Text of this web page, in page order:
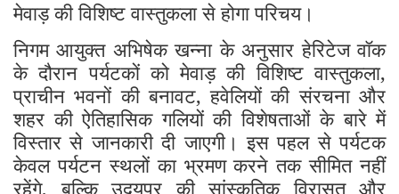
मेवाड़ की विशिष्ट वास्तुकला से होगा परिचय।
निगम आयुक्त अभिषेक खन्ना के अनुसार हेरिटेज वॉक
के दौरान पर्यटकों को मेवाड़ की विशिष्ट वास्तुकला,
प्राचीन भवनों की बनावट, हवेलियों की संरचना और
शहर की ऐतिहासिक गलियों की विशेषताओं के बारे में
विस्तार से जानकारी दी जाएगी। इस पहल से पर्यटक
केवल पर्यटन स्थलों का भ्रमण करने तक सीमित नहीं
रहेंगे, बल्कि उदयपुर की सांस्कृतिक विरासत और